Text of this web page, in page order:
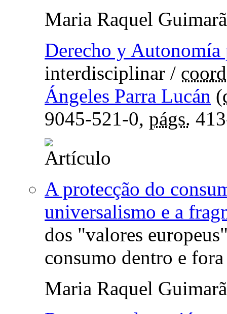
Maria Raquel
Derecho y Autonomía
interdisciplinar /
Ángeles Parra Lucán (
9045-521-0, págs.
A protecção do
universalismo e a
dos "valores
consumo dentro e
Maria Raquel